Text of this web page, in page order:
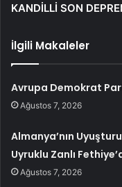
KANDİLLİ SON
İlgili Makaleler
Avrupa Demokrat
Ağustos 7, 2026
Almanya’nın
Uyruklu Zanlı
Ağustos 7, 2026